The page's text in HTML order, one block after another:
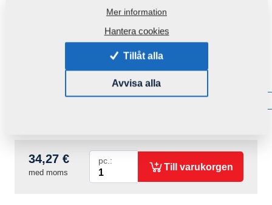
Produktkod: r00120
Tillgänglighet: Få information om tillgänglighet
34,27 €
med moms
pc.: Till varukorgen
Mer information
Hantera cookies
Tillåt alla
Avvisa alla